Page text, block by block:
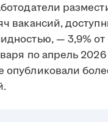
вакансий,
— 3,9%
по апрель 2026
опубликовали